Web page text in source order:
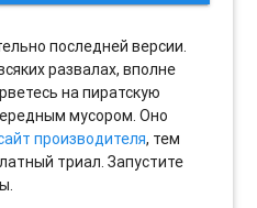
последней версии.
развалах, вполне
на пиратскую
мусором. Оно
производителя, тем
триал. Запустите